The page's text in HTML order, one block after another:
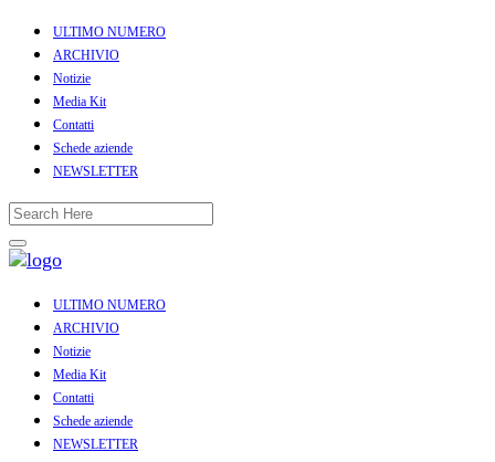
ULTIMO NUMERO
ARCHIVIO
Notizie
Media Kit
Contatti
Schede aziende
NEWSLETTER
ULTIMO NUMERO
ARCHIVIO
Notizie
Media Kit
Contatti
Schede aziende
NEWSLETTER